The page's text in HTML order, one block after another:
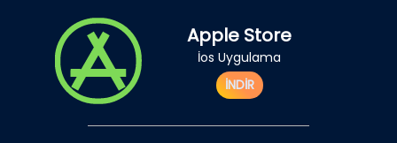
Apple Store
İos Uygulama
İNDİR